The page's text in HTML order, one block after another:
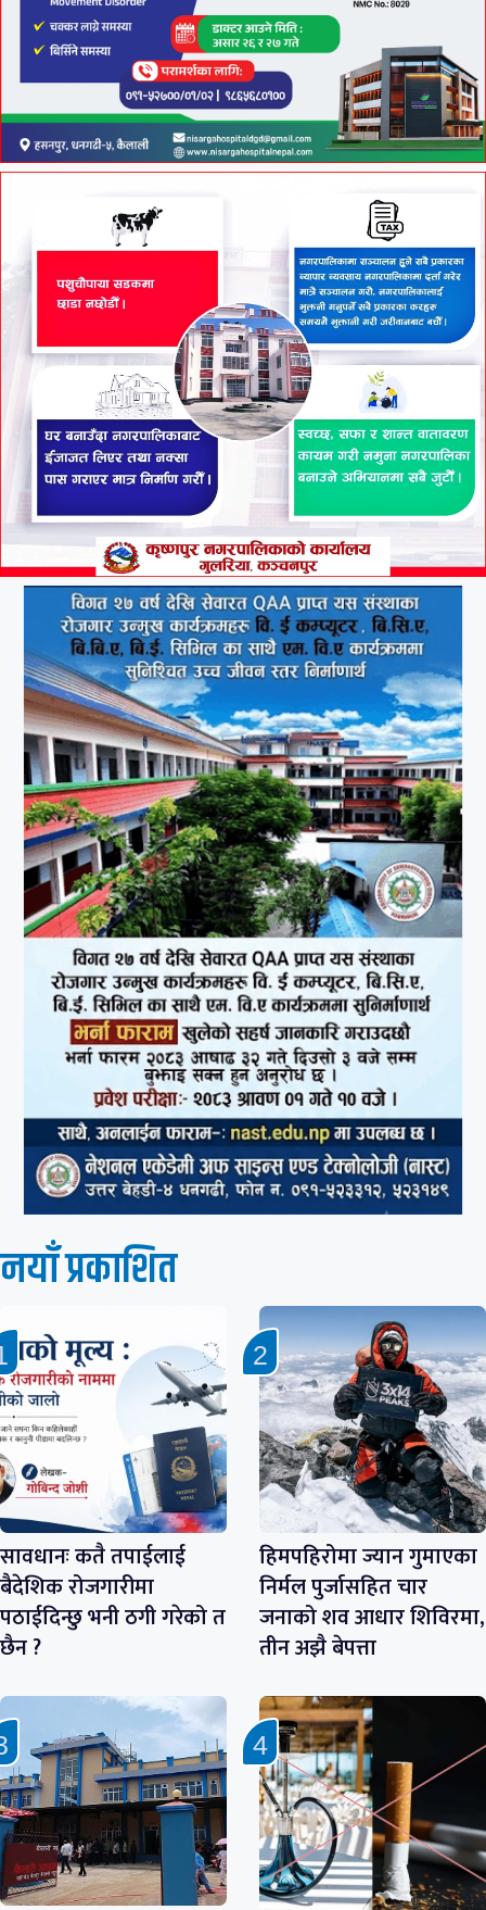
नयाँ प्रकाशित
सावधानः कतै तपाईलाई
बैदेशिक रोजगारीमा
पठाईदिन्छु भनी ठगी गरेको त
छैन ?
हिमपहिरोमा ज्यान गुमाएका
निर्मल पुर्जासहित चार
जनाको शव आधार शिविरमा,
तीन अझै बेपत्ता